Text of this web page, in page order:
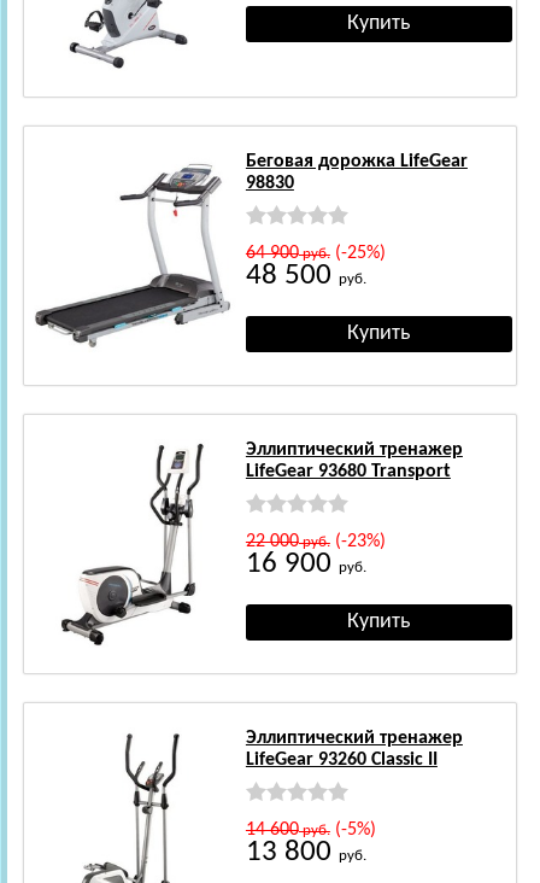
Беговая дорожка LifeGear
98830
64 900руб.(-25%)
48 500 руб.
Эллиптический тренажер
LifeGear 93680 Transport
22 000руб.(-23%)
16 900 руб.
Эллиптический тренажер
LifeGear 93260 Classic II
14 600руб.(-5%)
13 800 руб.